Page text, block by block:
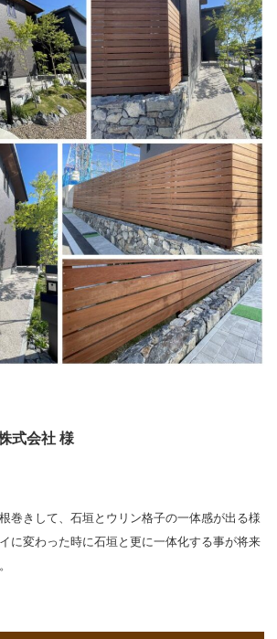
式会社 様
巻きして、石垣とウリン格子の一体感が出る様
に変わった時に石垣と更に一体化する事が将来